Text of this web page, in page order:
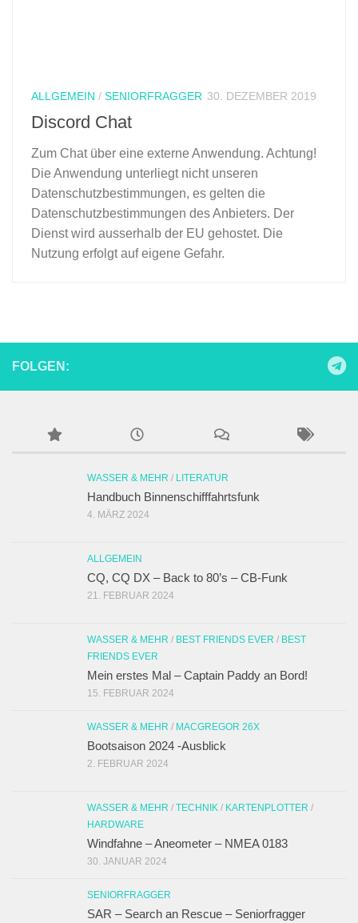
ALLGEMEIN / SENIORFRAGGER 30. DEZEMBER 2019
Discord Chat
Zum Chat über eine externe Anwendung. Achtung!
Die Anwendung unterliegt nicht unseren
Datenschutzbestimmungen, es gelten die
Datenschutzbestimmungen des Anbieters. Der
Dienst wird ausserhalb der EU gehostet. Die
Nutzung erfolgt auf eigene Gefahr.
FOLGEN:
WASSER & MEHR / LITERATUR
Handbuch Binnenschifffahrtsfunk
4. MÄRZ 2024
ALLGEMEIN
CQ, CQ DX – Back to 80’s – CB-Funk
21. FEBRUAR 2024
WASSER & MEHR / BEST FRIENDS EVER / BEST
FRIENDS EVER
Mein erstes Mal – Captain Paddy an Bord!
15. FEBRUAR 2024
WASSER & MEHR / MACGREGOR 26X
Bootsaison 2024 -Ausblick
2. FEBRUAR 2024
WASSER & MEHR / TECHNIK / KARTENPLOTTER /
HARDWARE
Windfahne – Aneometer – NMEA 0183
30. JANUAR 2024
SENIORFRAGGER
SAR – Search an Rescue – Seniorfragger